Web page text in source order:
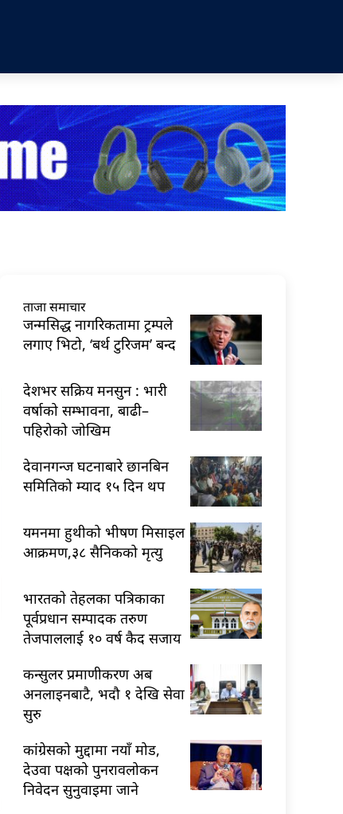
ताजा समाचार
जन्मसिद्ध नागरिकतामा ट्रम्पले
लगाए भिटो, ‘बर्थ टुरिजम’ बन्द
देशभर सक्रिय मनसुन : भारी
वर्षाको सम्भावना, बाढी–
पहिरोको जोखिम
देवानगन्ज घटनाबारे छानबिन
समितिको म्याद १५ दिन थप
यमनमा हुथीको भीषण मिसाइल
आक्रमण,३८ सैनिकको मृत्यु
भारतकाे तेहलका पत्रिकाका
पूर्वप्रधान सम्पादक तरुण
तेजपाललाई १० वर्ष कैद सजाय
कन्सुलर प्रमाणीकरण अब
अनलाइनबाटै, भदौ १ देखि सेवा
सुरु
कांग्रेसको मुद्दामा नयाँ मोड,
देउवा पक्षको पुनरावलोकन
निवेदन सुनुवाइमा जाने